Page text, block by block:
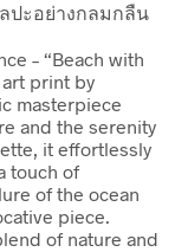
ปะอย่างกลมกลืน
– “Beach with
art print by
masterpiece
and the serenity
it effortlessly
touch of
of the ocean
piece.
of nature and